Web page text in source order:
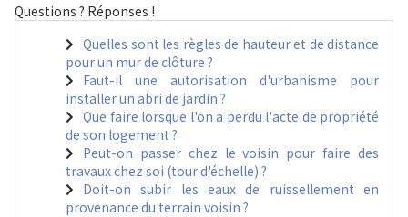
Questions ? Réponses !
Quelles sont les règles de hauteur et de distance
pour un mur de clôture ?
Faut-il une autorisation d'urbanisme pour
installer un abri de jardin ?
Que faire lorsque l'on a perdu l'acte de propriété
de son logement ?
Peut-on passer chez le voisin pour faire des
travaux chez soi (tour d'échelle) ?
Doit-on subir les eaux de ruissellement en
provenance du terrain voisin ?